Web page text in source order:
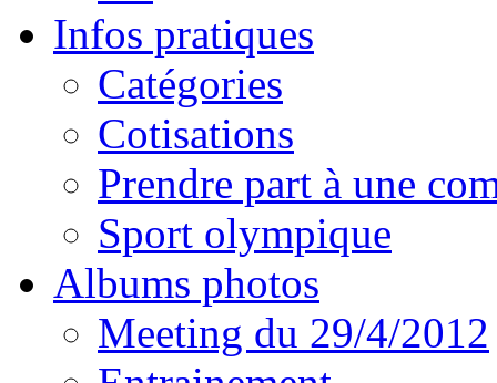
Infos pratiques
Catégories
Cotisations
Prendre part à une
Sport olympique
Albums photos
Meeting du 29/4/2012